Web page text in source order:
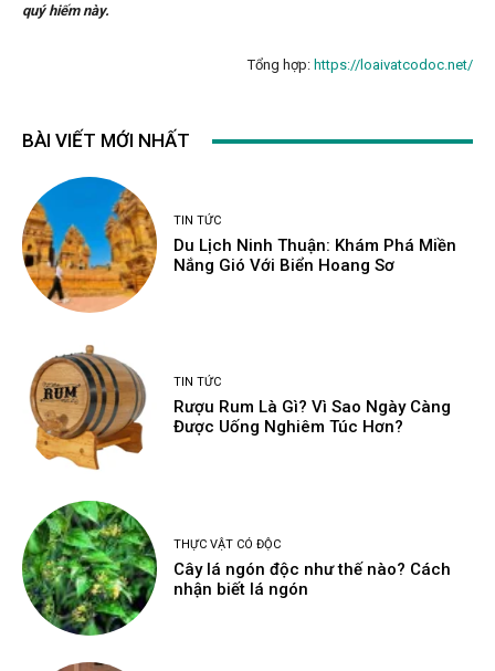
quý hiếm này.
Tổng hợp: https://loaivatcodoc.net/
BÀI VIẾT MỚI NHẤT
TIN TỨC
Du Lịch Ninh Thuận: Khám Phá Miền
Nắng Gió Với Biển Hoang Sơ
TIN TỨC
Rượu Rum Là Gì? Vì Sao Ngày Càng
Được Uống Nghiêm Túc Hơn?
THỰC VẬT CÓ ĐỘC
Cây lá ngón độc như thế nào? Cách
nhận biết lá ngón